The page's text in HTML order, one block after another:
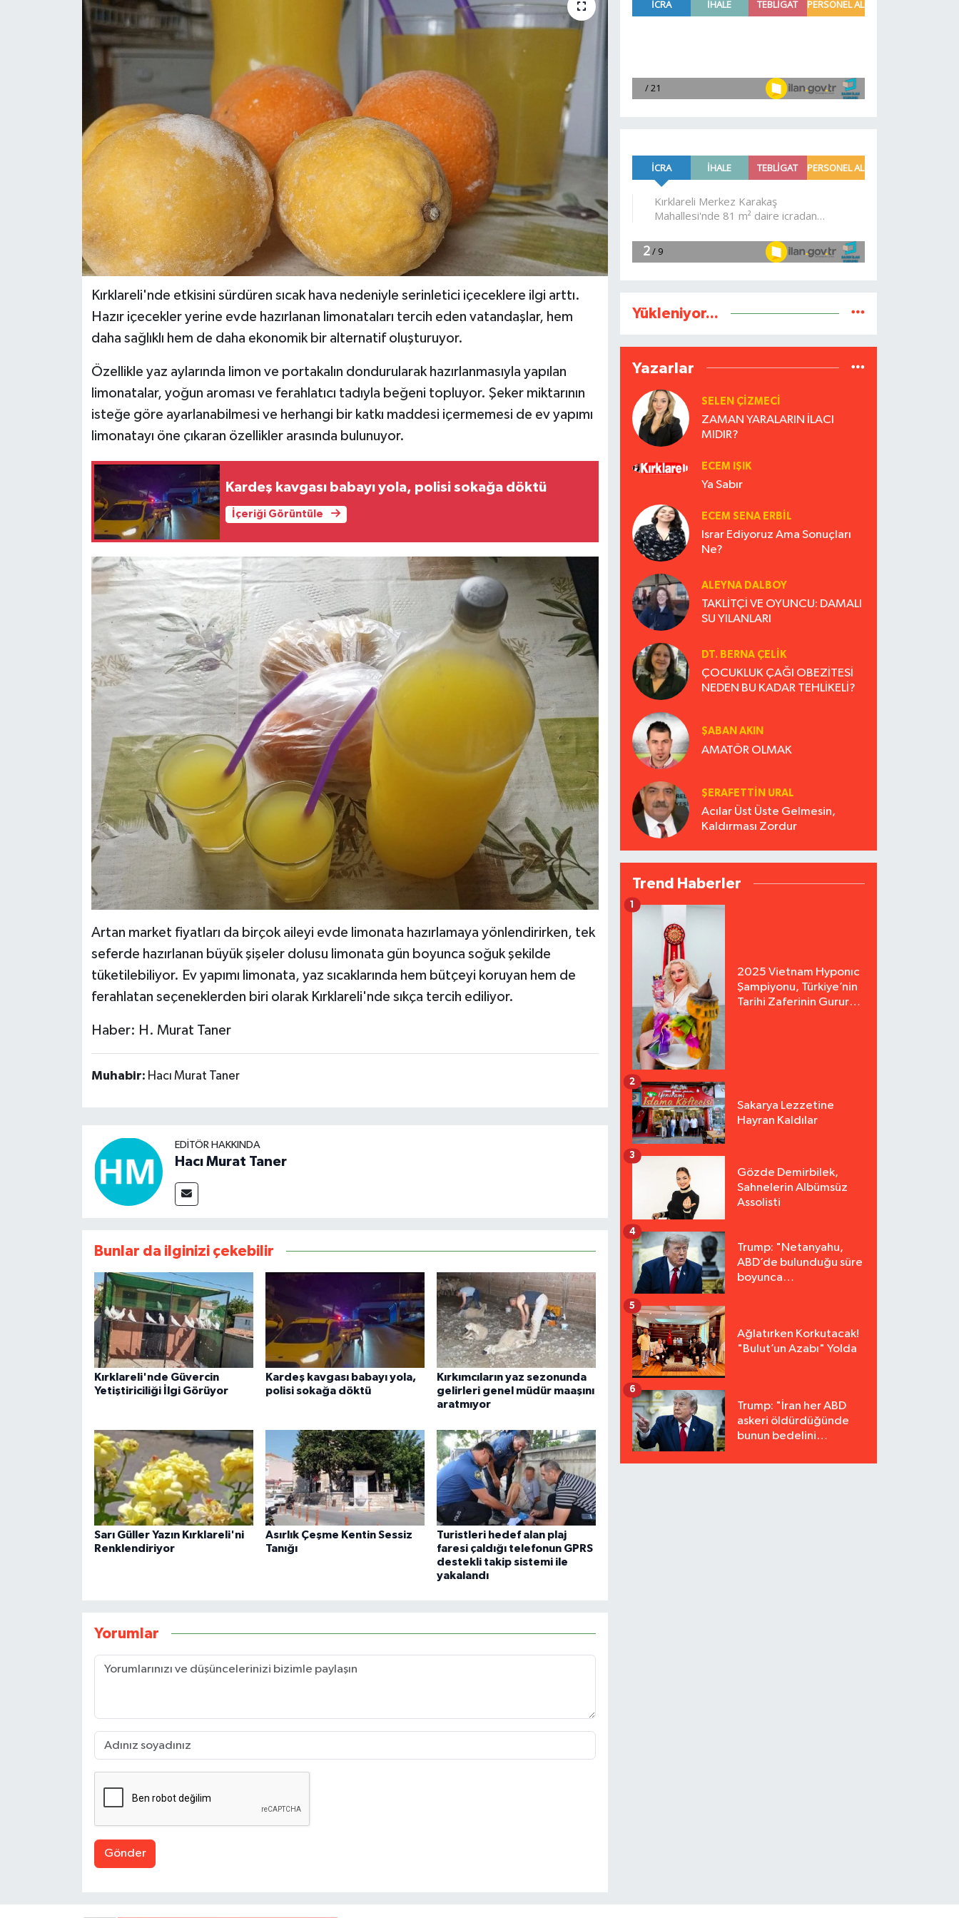
Kırklareli'nde etkisini sürdüren sıcak hava nedeniyle serinletici içeceklere ilgi arttı.
Hazır içecekler yerine evde hazırlanan limonataları tercih eden vatandaşlar, hem
daha sağlıklı hem de daha ekonomik bir alternatif oluşturuyor.
Özellikle yaz aylarında limon ve portakalın dondurularak hazırlanmasıyla yapılan
limonatalar, yoğun aroması ve ferahlatıcı tadıyla beğeni topluyor. Şeker miktarının
isteğe göre ayarlanabilmesi ve herhangi bir katkı maddesi içermemesi de ev yapımı
limonatayı öne çıkaran özellikler arasında bulunuyor.
Kardeş kavgası babayı yola, polisi sokağa döktü
İçeriği Görüntüle
Artan market fiyatları da birçok aileyi evde limonata hazırlamaya yönlendirirken, tek
seferde hazırlanan büyük şişeler dolusu limonata gün boyunca soğuk şekilde
tüketilebiliyor. Ev yapımı limonata, yaz sıcaklarında hem bütçeyi koruyan hem de
ferahlatan seçeneklerden biri olarak Kırklareli'nde sıkça tercih ediliyor.
Haber: H. Murat Taner
Muhabir: Hacı Murat Taner
EDITÖR HAKKINDA
Hacı Murat Taner
Bunlar da ilginizi çekebilir
Kırklareli'nde Güvercin
Yetiştiriciliği İlgi Görüyor
Kardeş kavgası babayı yola,
polisi sokağa döktü
Kırkımcıların yaz sezonunda
gelirleri genel müdür maaşını
aratmıyor
Sarı Güller Yazın Kırklareli'ni
Renklendiriyor
Asırlık Çeşme Kentin Sessiz
Tanığı
Turistleri hedef alan plaj
faresi çaldığı telefonun GPRS
destekli takip sistemi ile
yakalandı
Yorumlar
Gönder
Yükleniyor...
Yazarlar
SELEN ÇİZMECİ
ZAMAN YARALARIN İLACI
MIDIR?
ECEM IŞIK
Ya Sabır
ECEM SENA ERBIL
Israr Ediyoruz Ama Sonuçları
Ne?
ALEYNA DALBOY
TAKLİTÇİ VE OYUNCU: DAMALI
SU YILANLARI
DT. BERNA ÇELIK
ÇOCUKLUK ÇAĞI OBEZİTESİ
NEDEN BU KADAR TEHLİKELİ?
ŞABAN AKIN
AMATÖR OLMAK
ŞERAFETTIN URAL
Acılar Üst Üste Gelmesin,
Kaldırması Zordur
Trend Haberler
2025 Vietnam Hyponıc
Şampiyonu, Türkiye’nin
Tarihi Zaferinin Gururu
1
Sakarya Lezzetine
Hayran Kaldılar
2
Gözde Demirbilek,
Sahnelerin Albümsüz
Assolisti
3
Trump: "Netanyahu,
ABD’de bulunduğu süre
boyunca
4
Ağlatırken Korkutacak!
"Bulut’un Azabı" Yolda
5
Trump: "İran her ABD
askeri öldürdüğünde
bunun bedelini
6